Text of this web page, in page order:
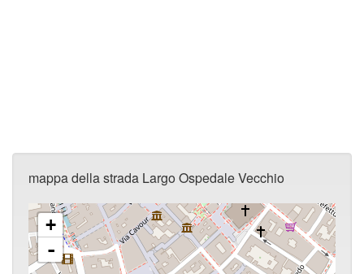
mappa della strada Largo Ospedale Vecchio
+
-